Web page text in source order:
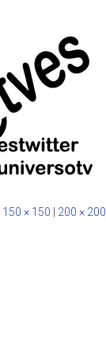
150 × 150 200 × 200